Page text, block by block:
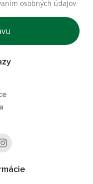
osobných údajov